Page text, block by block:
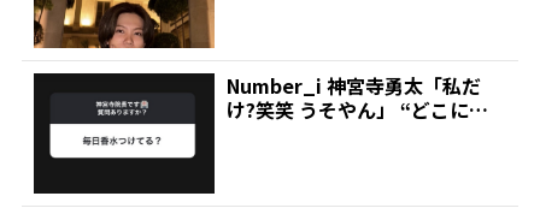
Number_i 神宮寺勇太「私だ
け?笑笑 うそやん」 “どこに香